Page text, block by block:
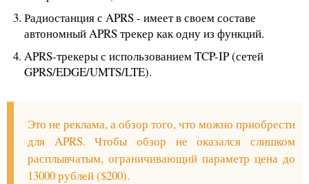
Радиостанция с APRS - имеет в своем составе
автономный APRS трекер как одну из функций.
APRS-трекеры с использованием TCP-IP (сетей
GPRS/EDGE/UMTS/LTE).
Это не реклама, а обзор того, что можно приобрести
для APRS. Чтобы обзор не оказался слишком
расплывчатым, ограничивающий параметр цена до
13000 рублей ($200).